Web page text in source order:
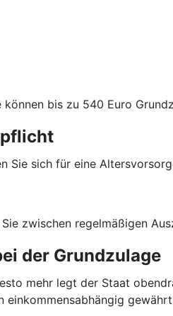
bis zu 540 Euro
Sie sich für eine
zwischen regelmäßigen
der Grundzulage
mehr legt der Staat
einkommensabhängig